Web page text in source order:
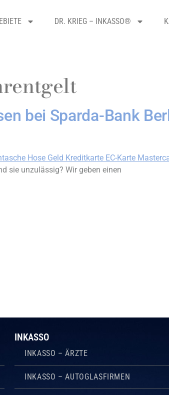
DR. KRIEG – INKASSO®
bei Sparda-Bank
sie unzulässig? Wir geben einen
INKASSO
INKASSO – ÄRZTE
INKASSO – AUTOGLASFIRMEN